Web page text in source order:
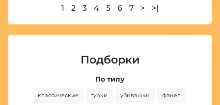
1 2 3 4 5 6 7 > >|
Подборки
По типу
классические турки убивашки фанел